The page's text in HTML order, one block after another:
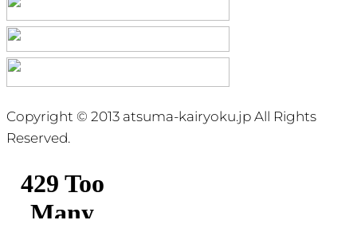
Copyright © 2013 atsuma-kairyoku.jp All Rights
Reserved.